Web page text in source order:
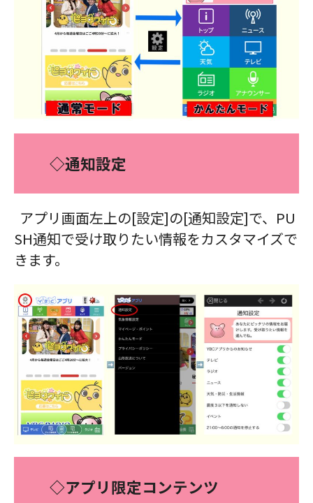
◇通知設定
アプリ画面左上の[設定]の[通知設定]で、PU
SH通知で受け取りたい情報をカスタマイズで
きます。
◇アプリ限定コンテンツ